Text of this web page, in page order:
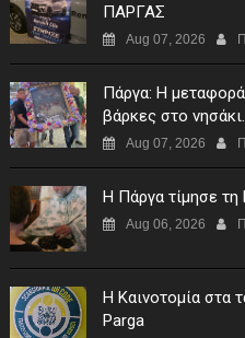
ΠΑΡΓΑΣ
Aug 07, 2026
Πάργα: Η μεταφορά
βάρκες στο νησάκι.
Aug 07, 2026
Η Πάργα τίμησε
Aug 06, 2026
Η Καινοτομία στα
Parga